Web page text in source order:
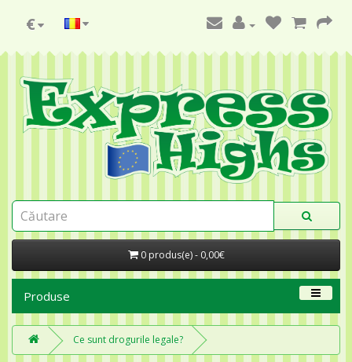
€
0 produs(e) - 0,00€
Produse
Ce sunt drogurile legale?